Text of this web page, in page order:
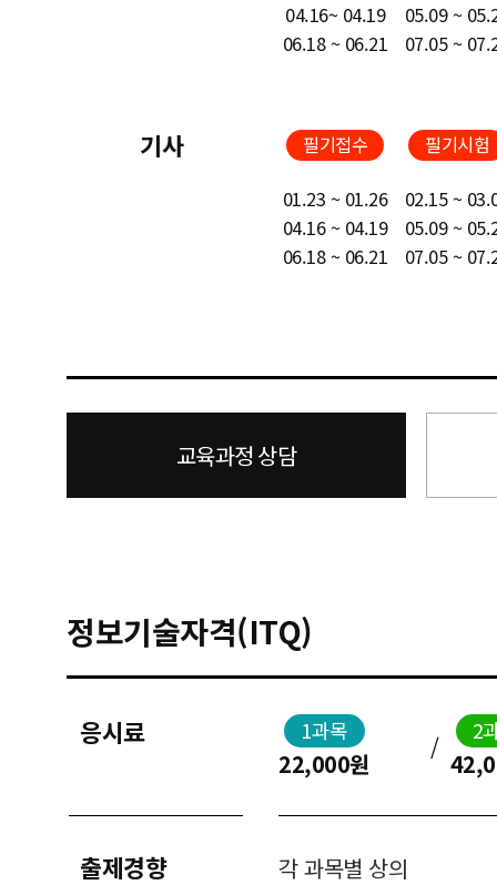
04.16~ 04.19
05.09 ~
06.18 ~ 06.21
07.05 ~
기사 필기접수 필기시험
01.23 ~ 01.26
02.15 ~
04.16 ~ 04.19
05.09 ~
06.18 ~ 06.21
07.05 ~
교육과정 상담
정보기술자격(ITQ)
응시료 1과목
22,000원
/
2
출제경향 각 과목별 상의